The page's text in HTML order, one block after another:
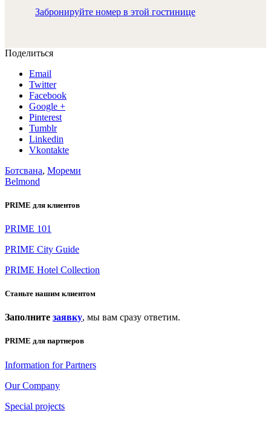
Забронируйте номер в этой гостинице
Поделиться
Email
Twitter
Facebook
Google +
Pinterest
Tumblr
Linkedin
Vkontakte
Ботсвана, Мореми
Belmond
PRIME для клиентов
PRIME 101
PRIME City Guide
PRIME Hotel Collection
Станьте нашим клиентом
Заполните заявку, мы вам сразу ответим.
PRIME для партнеров
Information for Partners
Our Company
Special projects